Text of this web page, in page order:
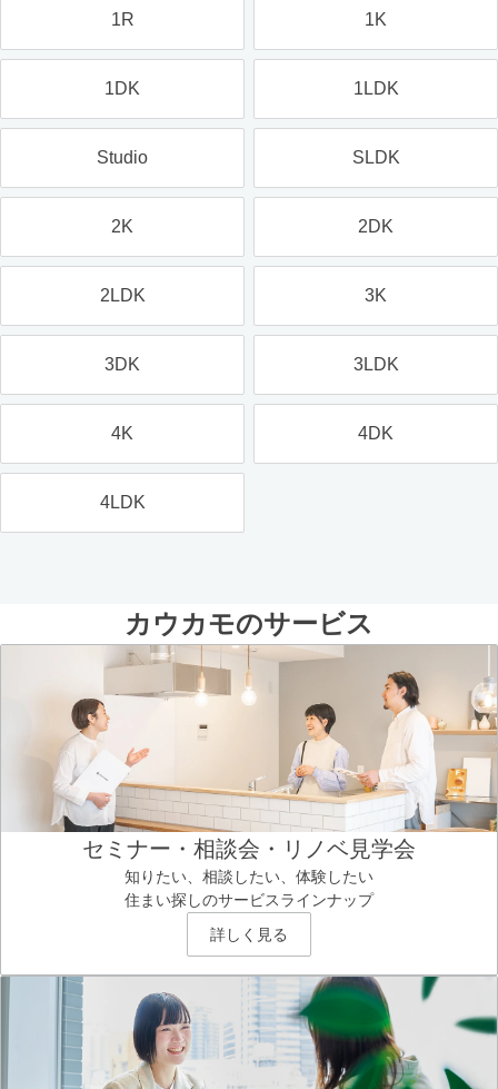
1R 1K
1DK 1LDK
Studio SLDK
2K 2DK
2LDK 3K
3DK 3LDK
4K 4DK
4LDK
カウカモのサービス
セミナー・相談会・リノベ見学会
知りたい、相談したい、体験したい
住まい探しのサービスラインナップ
詳しく見る